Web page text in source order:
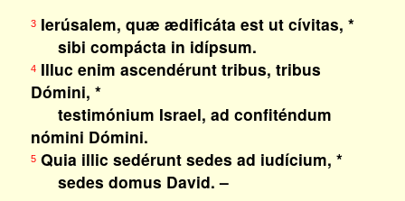
3Ierúsalem, quæ ædificáta est ut cívitas, *
sibi compácta in idípsum.
4Illuc enim ascendérunt tribus, tribus
Dómini, *
testimónium Israel, ad confiténdum
nómini Dómini.
5Quia illic sedérunt sedes ad iudícium, *
sedes domus David. –